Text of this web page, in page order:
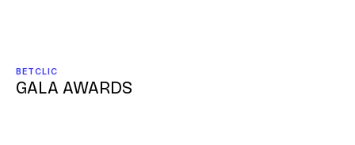
BETCLIC
GALA AWARDS